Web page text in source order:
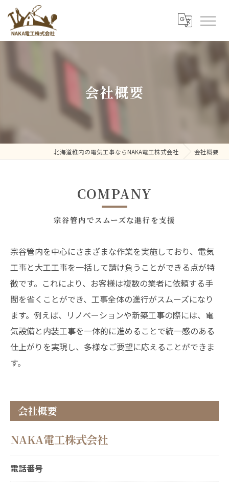
会社概要
北海道稚内の電気工事ならNAKA電工株式会社 会社概要
宗谷管内でスムーズな進行を支援
COMPANY
宗谷管内を中心にさまざまな作業を実施しており、電気
工事と大工工事を一括して請け負うことができる点が特
徴です。これにより、お客様は複数の業者に依頼する手
間を省くことができ、工事全体の進行がスムーズになり
ます。例えば、リノベーションや新築工事の際には、電
気設備と内装工事を一体的に進めることで統一感のある
仕上がりを実現し、多様なご要望に応えることができま
す。
会社概要
NAKA電工株式会社
電話番号